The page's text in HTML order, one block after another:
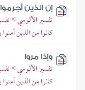
إن الذين أجرموا
تفسير الألوسي >
كانوا من الذين
وإذا مروا
تفسير الألوسي >
كانوا من الذين